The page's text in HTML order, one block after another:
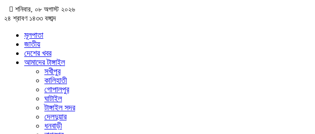
শনিবার, ০৮ অগাস্ট ২০২৬
২৪ শ্রাবণ ১৪৩৩ বঙ্গাব্দ
মূলপাতা
জাতীয়
দেশের খবর
আমাদের টাঙ্গাইল
সখীপুর
কালিহাতী
গোপালপুর
ঘাটাইল
টাঙ্গাইল সদর
দেলদুয়ার
ধনবাড়ী